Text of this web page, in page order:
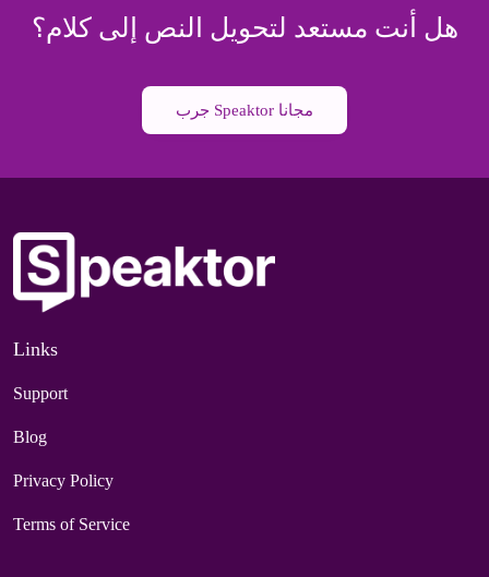
هل أنت مستعد لتحويل النص إلى كلام؟
جرب Speaktor مجانا
Links
Support
Blog
Privacy Policy
Terms of Service